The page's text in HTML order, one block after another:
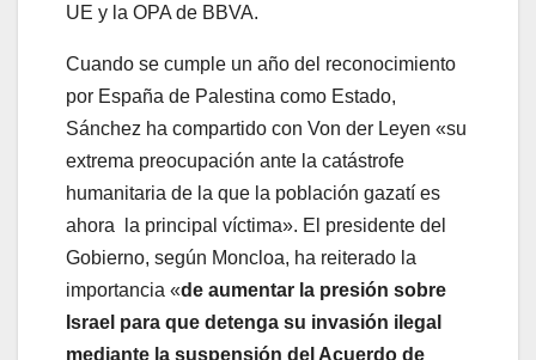
UE y la OPA de BBVA.
Cuando se cumple un año del reconocimiento
por España de Palestina como Estado,
Sánchez ha compartido con Von der Leyen «su
extrema preocupación ante la catástrofe
humanitaria de la que la población gazatí es
ahora la principal víctima». El presidente del
Gobierno, según Moncloa, ha reiterado la
importancia «de aumentar la presión sobre
Israel para que detenga su invasión ilegal
mediante la suspensión del Acuerdo de